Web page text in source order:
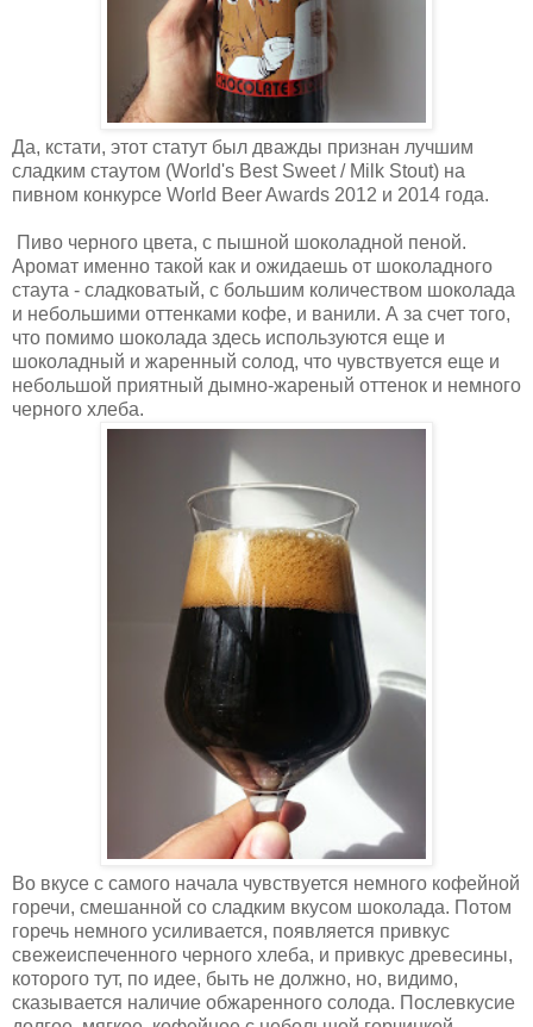
Да, кстати, этот статут был дважды признан лучшим
сладким стаутом (World's Best Sweet / Milk Stout) на
пивном конкурсе World Beer Awards 2012 и 2014 года.
Пиво черного цвета, с пышной шоколадной пеной.
Аромат именно такой как и ожидаешь от шоколадного
стаута - сладковатый, с большим количеством шоколада
и небольшими оттенками кофе, и ванили. А за счет того,
что помимо шоколада здесь используются еще и
шоколадный и жаренный солод, что чувствуется еще и
небольшой приятный дымно-жареный оттенок и немного
черного хлеба.
Во вкусе с самого начала чувствуется немного кофейной
горечи, смешанной со сладким вкусом шоколада. Потом
горечь немного усиливается, появляется привкус
свежеиспеченного черного хлеба, и привкус древесины,
которого тут, по идее, быть не должно, но, видимо,
сказывается наличие обжаренного солода. Послевкусие